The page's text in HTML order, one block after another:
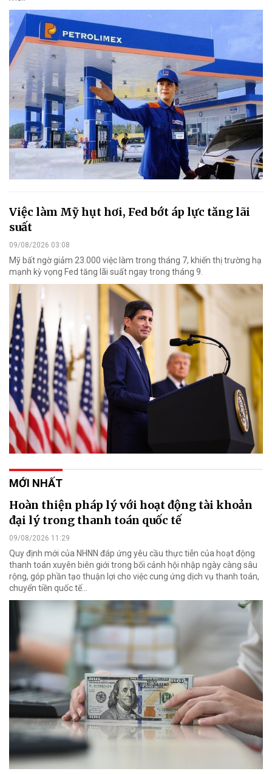
Việc làm Mỹ hụt hơi, Fed bớt áp lực tăng lãi
suất
09/08/2026 03:08
Mỹ bất ngờ giảm 23.000 việc làm trong tháng 7, khiến thị trường hạ
mạnh kỳ vọng Fed tăng lãi suất ngay trong tháng 9.
MỚI NHẤT
Hoàn thiện pháp lý với hoạt động tài khoản
đại lý trong thanh toán quốc tế
09/08/2026 11:29
Quy định mới của NHNN đáp ứng yêu cầu thực tiễn của hoạt động
thanh toán xuyên biên giới trong bối cảnh hội nhập ngày càng sâu
rộng, góp phần tạo thuận lợi cho việc cung ứng dịch vụ thanh toán,
chuyển tiền quốc tế...